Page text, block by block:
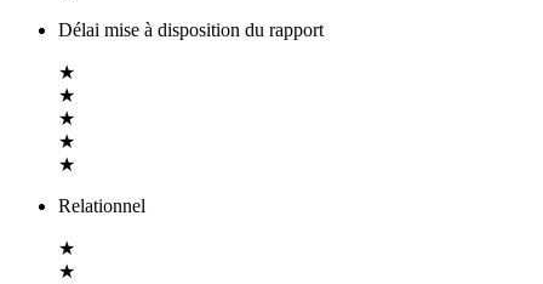
Délai mise à disposition du rapport
★
★
★
★
★
Relationnel
★
★